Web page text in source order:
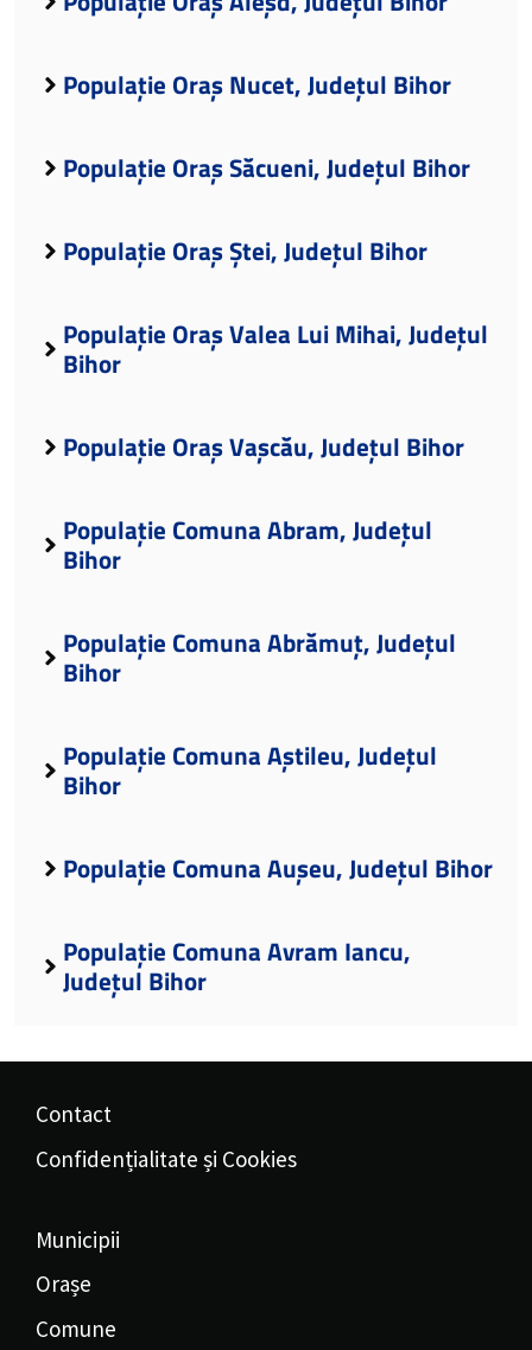
Populație Oraș Nucet, Județul Bihor
Populație Oraș Săcueni, Județul Bihor
Populație Oraș Ștei, Județul Bihor
Populație Oraș Valea Lui Mihai, Județul
Bihor
Populație Oraș Vașcău, Județul Bihor
Populație Comuna Abram, Județul
Bihor
Populație Comuna Abrămuț, Județul
Bihor
Populație Comuna Aștileu, Județul
Bihor
Populație Comuna Aușeu, Județul Bihor
Populație Comuna Avram Iancu,
Județul Bihor
Contact
Confidențialitate și Cookies
Municipii
Orașe
Comune